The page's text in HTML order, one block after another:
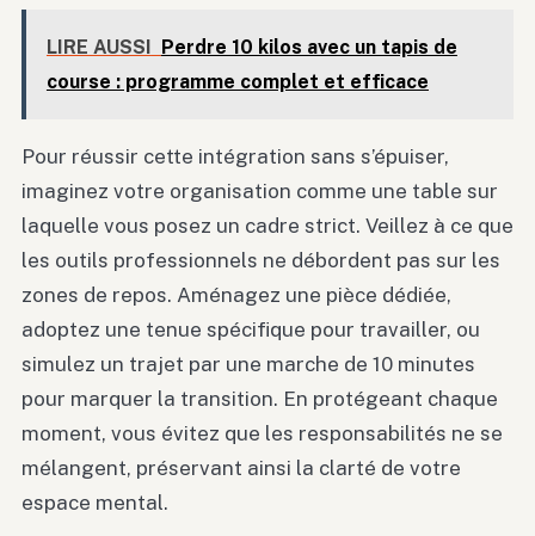
LIRE AUSSI
Perdre 10 kilos avec un tapis de
course : programme complet et efficace
Pour réussir cette intégration sans s’épuiser,
imaginez votre organisation comme une table sur
laquelle vous posez un cadre strict. Veillez à ce que
les outils professionnels ne débordent pas sur les
zones de repos. Aménagez une pièce dédiée,
adoptez une tenue spécifique pour travailler, ou
simulez un trajet par une marche de 10 minutes
pour marquer la transition. En protégeant chaque
moment, vous évitez que les responsabilités ne se
mélangent, préservant ainsi la clarté de votre
espace mental.